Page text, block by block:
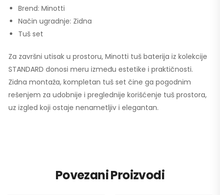
Brend: Minotti
Način ugradnje: Zidna
Tuš set
Za završni utisak u prostoru, Minotti tuš baterija iz kolekcije
STANDARD donosi meru između estetike i praktičnosti.
Zidna montaža, kompletan tuš set čine ga pogodnim
rešenjem za udobnije i preglednije korišćenje tuš prostora,
uz izgled koji ostaje nenametljiv i elegantan.
Povezani Proizvodi